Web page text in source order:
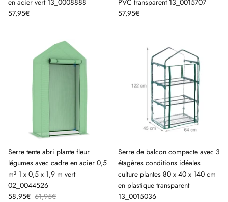
en acier vert 13_0008888
57,95€
PVC transparent 13_0015707
57,95€
Serre tente abri plante fleur
légumes avec cadre en acier 0,5
m² 1 x 0,5 x 1,9 m vert
02_0044526
58,95€ 61,95€
Serre de balcon compacte avec 3
étagères conditions idéales
culture plantes 80 x 40 x 140 cm
en plastique transparent
13_0015036